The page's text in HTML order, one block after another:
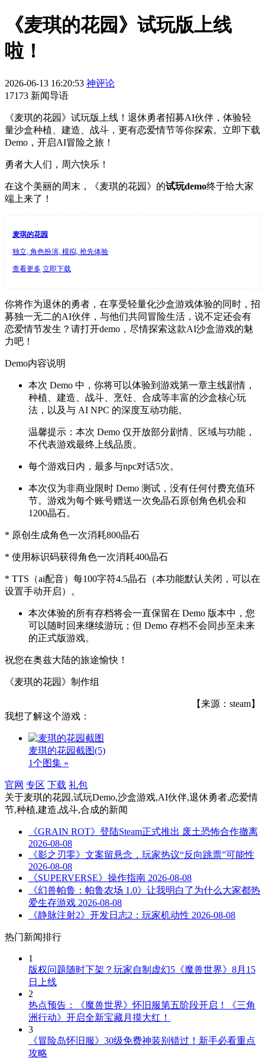
《麦琪的花园》试玩版上线
啦！
2026-06-13 16:20:53 神评论
17173 新闻导语
《麦琪的花园》试玩版上线！退休勇者招募AI伙伴，体验轻
量沙盒种植、建造、战斗，更有恋爱情节等你探索。立即下载
Demo，开启AI冒险之旅！
勇者大人们，周六快乐！
在这个美丽的周末，《麦琪的花园》的试玩demo终于给大家
端上来了！
麦琪的花园
独立, 角色扮演, 模拟, 抢先体验
查看更多 立即下载
你将作为退休的勇者，在享受轻量化沙盒游戏体验的同时，招
募独一无二的AI伙伴，与他们共同冒险生活，说不定还会有
恋爱情节发生？请打开demo，尽情探索这款AI沙盒游戏的魅
力吧！
Demo内容说明
本次 Demo 中，你将可以体验到游戏第一章主线剧情，
种植、建造、战斗、烹饪、合成等丰富的沙盒核心玩
法，以及与 AI NPC 的深度互动功能。
温馨提示：本次 Demo 仅开放部分剧情、区域与功能，
不代表游戏最终上线品质。
每个游戏日内，最多与npc对话5次。
本次仅为非商业限时 Demo 测试，没有任何付费充值环
节。游戏为每个账号赠送一次免晶石原创角色机会和
1200晶石。
* 原创生成角色一次消耗800晶石
* 使用标识码获得角色一次消耗400晶石
* TTS（ai配音）每100字符4.5晶石（本功能默认关闭，可以在
设置手动开启）。
本次体验的所有存档将会一直保留在 Demo 版本中，您
可以随时回来继续游玩；但 Demo 存档不会同步至未来
的正式版游戏。
祝您在奥兹大陆的旅途愉快！
《麦琪的花园》制作组
【来源：steam】
我想了解这个游戏：
麦琪的花园截图(5)
1个图集 »
官网 专区 下载 礼包
关于麦琪的花园,试玩Demo,沙盒游戏,AI伙伴,退休勇者,恋爱情
节,种植,建造,战斗,合成的新闻
《GRAIN ROT》登陆Steam正式推出 废土恐怖合作撤离
2026-08-08
《影之刃零》文案留悬念，玩家热议“反向跳票”可能性
2026-08-08
《SUPERVERSE》操作指南 2026-08-08
《幻兽帕鲁：帕鲁农场 1.0》让我明白了为什么大家都热
爱生存游戏 2026-08-08
《静脉注射2》开发日志2：玩家机动性 2026-08-08
热门新闻排行
1
版权问题随时下架？玩家自制虚幻5《魔兽世界》8月15
日上线
2
热点预告：《魔兽世界》怀旧服第五阶段开启！《三角
洲行动》开启全新宝藏月摸大红！
3
《冒险岛怀旧服》30级免费神装别错过！新手必看重点
攻略